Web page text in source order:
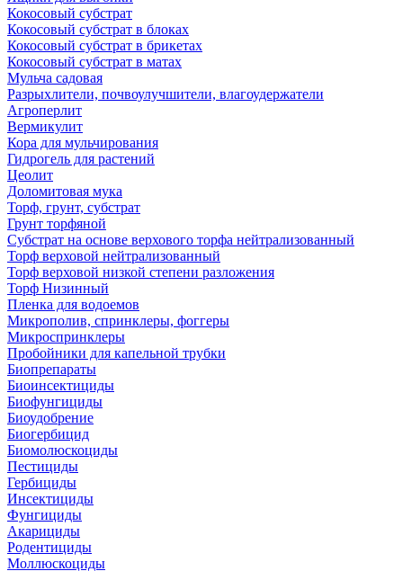
Кокосовый субстрат
Кокосовый субстрат в блоках
Кокосовый субстрат в брикетах
Кокосовый субстрат в матах
Мульча садовая
Разрыхлители, почвоулучшители, влагоудержатели
Агроперлит
Вермикулит
Кора для мульчирования
Гидрогель для растений
Цеолит
Доломитовая мука
Торф, грунт, субстрат
Грунт торфяной
Субстрат на основе верхового торфа нейтрализованный
Торф верховой нейтрализованный
Торф верховой низкой степени разложения
Торф Низинный
Пленка для водоемов
Микрополив, спринклеры, фоггеры
Микроспринклеры
Пробойники для капельной трубки
Биопрепараты
Биоинсектициды
Биофунгициды
Биоудобрение
Биогербицид
Биомолюскоциды
Пестициды
Гербициды
Инсектициды
Фунгициды
Акарициды
Родентициды
Моллюскоциды